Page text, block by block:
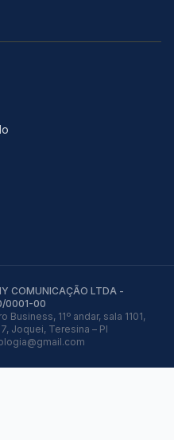
COMUNICAÇÃO LTDA -
0001-00
Business, 11º andar, sala 1101,
Joquei, Teresina – PI